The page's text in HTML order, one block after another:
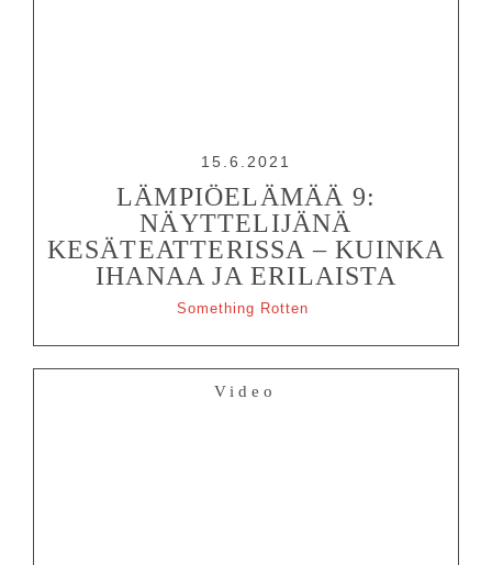
15.6.2021
LÄMPIÖELÄMÄÄ 9:
NÄYTTELIJÄNÄ
KESÄTEATTERISSA – KUINKA
IHANAA JA ERILAISTA
Something Rotten
Video